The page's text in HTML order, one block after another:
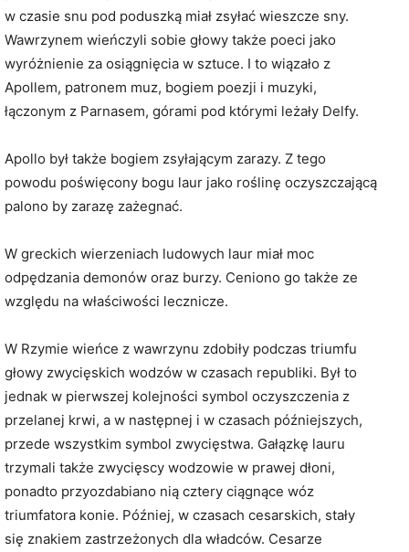
w czasie snu pod poduszką miał zsyłać wieszcze sny.
Wawrzynem wieńczyli sobie głowy także poeci jako
wyróżnienie za osiągnięcia w sztuce. I to wiązało z
Apollem, patronem muz, bogiem poezji i muzyki,
łączonym z Parnasem, górami pod którymi leżały Delfy.
Apollo był także bogiem zsyłającym zarazy. Z tego
powodu poświęcony bogu laur jako roślinę oczyszczającą
palono by zarazę zażegnać.
W greckich wierzeniach ludowych laur miał moc
odpędzania demonów oraz burzy. Ceniono go także ze
względu na właściwości lecznicze.
W Rzymie wieńce z wawrzynu zdobiły podczas triumfu
głowy zwycięskich wodzów w czasach republiki. Był to
jednak w pierwszej kolejności symbol oczyszczenia z
przelanej krwi, a w następnej i w czasach późniejszych,
przede wszystkim symbol zwycięstwa. Gałązkę lauru
trzymali także zwycięscy wodzowie w prawej dłoni,
ponadto przyozdabiano nią cztery ciągnące wóz
triumfatora konie. Później, w czasach cesarskich, stały
się znakiem zastrzeżonych dla władców. Cesarze